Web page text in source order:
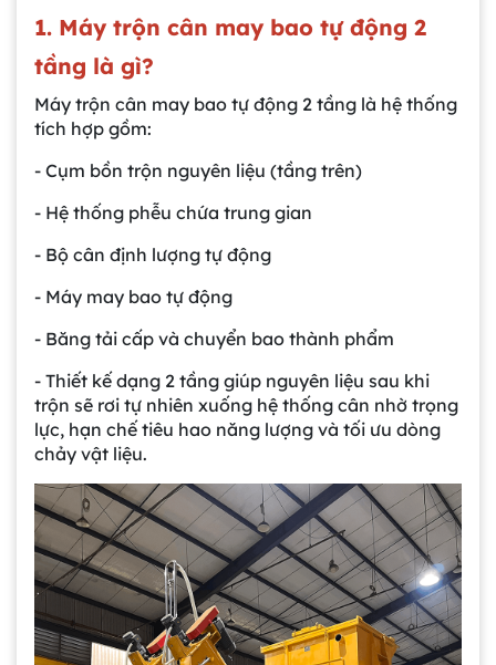
1. Máy trộn cân may bao tự động 2
tầng là gì?
Máy trộn cân may bao tự động 2 tầng là hệ thống
tích hợp gồm:
- Cụm bồn trộn nguyên liệu (tầng trên)
- Hệ thống phễu chứa trung gian
- Bộ cân định lượng tự động
- Máy may bao tự động
- Băng tải cấp và chuyển bao thành phẩm
- Thiết kế dạng 2 tầng giúp nguyên liệu sau khi
trộn sẽ rơi tự nhiên xuống hệ thống cân nhờ trọng
lực, hạn chế tiêu hao năng lượng và tối ưu dòng
chảy vật liệu.